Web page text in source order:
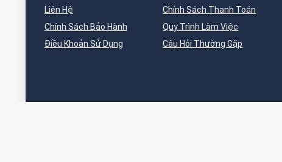
Liên Hệ
Chính Sách Bảo Hành
Điều Khoản Sử Dụng
Chính Sách Thanh Toán
Quy Trình Làm Việc
Câu Hỏi Thường Gặp